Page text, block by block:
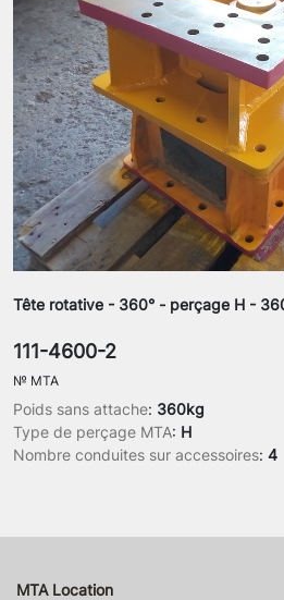
Tête rotative - 360° - perçage H -
Poids sans attache: 360kg
Type de perçage MTA: H
Nombre conduites sur accessoires: 4
111-4600-2
№ MTA
MTA Location